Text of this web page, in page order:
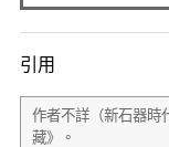
引用